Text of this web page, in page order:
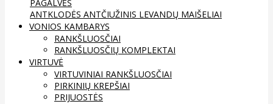
PAGALVĖS
ANTKLODĖS ANTČIUŽINIS LEVANDŲ MAIŠELIAI
VONIOS KAMBARYS
RANKŠLUOSČIAI
RANKŠLUOSČIŲ KOMPLEKTAI
VIRTUVĖ
VIRTUVINIAI RANKŠLUOSČIAI
PIRKINIŲ KREPŠIAI
PRIJUOSTĖS